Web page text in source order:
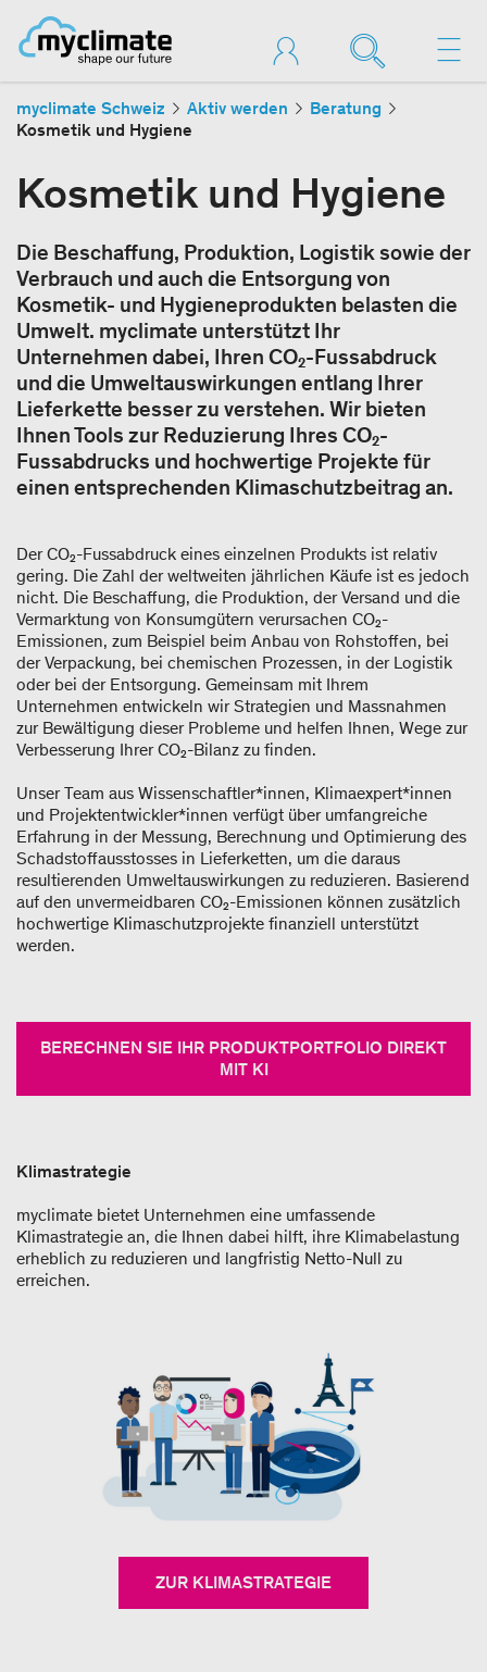
myclimate Schweiz Aktiv werden
Beratung
Kosmetik und Hygiene
Kosmetik und Hygiene
Die Beschaffung, Produktion, Logistik sowie der
Verbrauch und auch die Entsorgung von
Kosmetik- und Hygieneprodukten belasten die
Umwelt. myclimate unterstützt Ihr
Unternehmen dabei, Ihren CO₂-Fussabdruck
und die Umweltauswirkungen entlang Ihrer
Lieferkette besser zu verstehen. Wir bieten
Ihnen Tools zur Reduzierung Ihres CO₂-
Fussabdrucks und hochwertige Projekte für
einen entsprechenden Klimaschutzbeitrag an.
Der CO₂-Fussabdruck eines einzelnen Produkts ist relativ
gering. Die Zahl der weltweiten jährlichen Käufe ist es jedoch
nicht. Die Beschaffung, die Produktion, der Versand und die
Vermarktung von Konsumgütern verursachen CO₂-
Emissionen, zum Beispiel beim Anbau von Rohstoffen, bei
der Verpackung, bei chemischen Prozessen, in der Logistik
oder bei der Entsorgung. Gemeinsam mit Ihrem
Unternehmen entwickeln wir Strategien und Massnahmen
zur Bewältigung dieser Probleme und helfen Ihnen, Wege zur
Verbesserung Ihrer CO₂-Bilanz zu finden.
Unser Team aus Wissenschaftler*innen, Klimaexpert*innen
und Projektentwickler*innen verfügt über umfangreiche
Erfahrung in der Messung, Berechnung und Optimierung des
Schadstoffausstosses in Lieferketten, um die daraus
resultierenden Umweltauswirkungen zu reduzieren. Basierend
auf den unvermeidbaren CO₂-Emissionen können zusätzlich
hochwertige Klimaschutzprojekte finanziell unterstützt
werden.
BERECHNEN SIE IHR PRODUKTPORTFOLIO DIREKT
MIT KI
Klimastrategie
myclimate bietet Unternehmen eine umfassende
Klimastrategie an, die Ihnen dabei hilft, ihre Klimabelastung
erheblich zu reduzieren und langfristig Netto-Null zu
erreichen.
ZUR KLIMASTRATEGIE